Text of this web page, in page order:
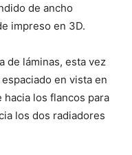
de ancho
impreso en 3D.
de láminas, esta vez
en vista en
hacia los flancos para
los dos radiadores